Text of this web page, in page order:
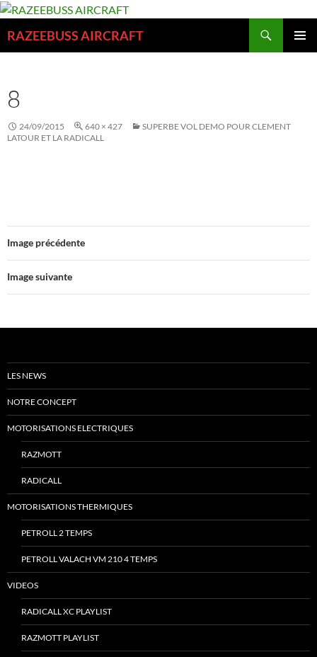
Aller
contenu
RAZEEBUSS AIRCRAFT
8
24/09/2015 640 × 427
SUPERBE VOL DEMO POUR CLEMENT
LATOUR ET LA RADICALL
Image précédente
Image suivante
LES NEWS
NOTRE CONCEPT
MOTORISATIONS ELECTRIQUES
RAZMOTT
RADICALL
MOTORISATIONS THERMIQUES
PETROLL 2 TEMPS
PETROLL VALACH VM 210 4 TEMPS
VIDEOS
RADICALL XC PLAYLIST
RAZMOTT PLAYLIST